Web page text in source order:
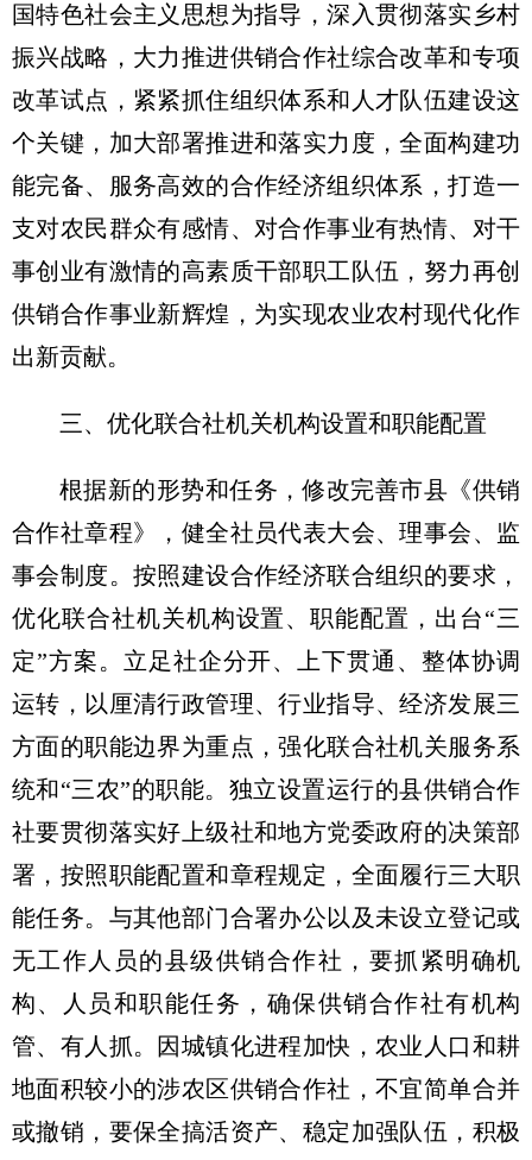
国特色社会主义思想为指导，深入贯彻落实乡村
振兴战略，大力推进供销合作社综合改革和专项
改革试点，紧紧抓住组织体系和人才队伍建设这
个关键，加大部署推进和落实力度，全面构建功
能完备、服务高效的合作经济组织体系，打造一
支对农民群众有感情、对合作事业有热情、对干
事创业有激情的高素质干部职工队伍，努力再创
供销合作事业新辉煌，为实现农业农村现代化作
出新贡献。
三、优化联合社机关机构设置和职能配置
根据新的形势和任务，修改完善市县《供销
合作社章程》，健全社员代表大会、理事会、监
事会制度。按照建设合作经济联合组织的要求，
优化联合社机关机构设置、职能配置，出台“三
定”方案。立足社企分开、上下贯通、整体协调
运转，以厘清行政管理、行业指导、经济发展三
方面的职能边界为重点，强化联合社机关服务系
统和“三农”的职能。独立设置运行的县供销合作
社要贯彻落实好上级社和地方党委政府的决策部
署，按照职能配置和章程规定，全面履行三大职
能任务。与其他部门合署办公以及未设立登记或
无工作人员的县级供销合作社，要抓紧明确机
构、人员和职能任务，确保供销合作社有机构
管、有人抓。因城镇化进程加快，农业人口和耕
地面积较小的涉农区供销合作社，不宜简单合并
或撤销，要保全搞活资产、稳定加强队伍，积极